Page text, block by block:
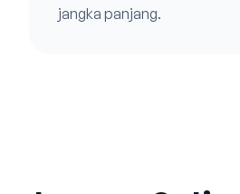
jangka panjang.